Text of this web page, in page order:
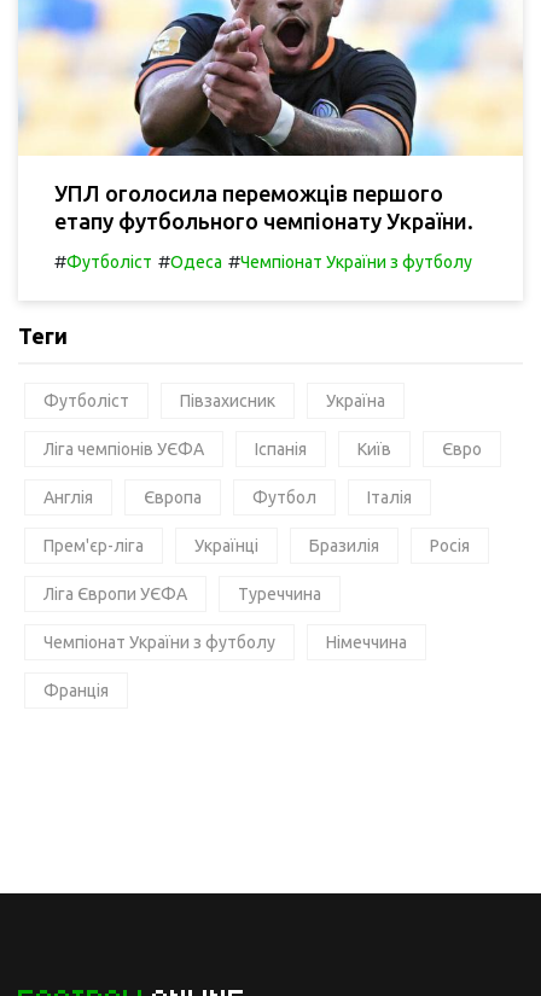
УПЛ оголосила переможців першого
етапу футбольного чемпіонату України.
#Футболіст #Одеса #Чемпіонат України з футболу
Теги
Футболіст Півзахисник Україна
Ліга чемпіонів УЄФА Іспанія Київ Євро
Англія Європа Футбол Італія
Прем'єр-ліга Українці Бразилія Росія
Ліга Європи УЄФА Туреччина
Чемпіонат України з футболу Німеччина
Франція